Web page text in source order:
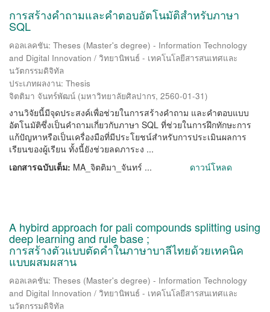
การสร้างคำถามและคำตอบอัตโนมัติสำหรับภาษา
SQL
คอลเลคชัน: Theses (Master's degree) - Information Technology
and Digital Innovation / วิทยานิพนธ์ - เทคโนโลยีสารสนเทศและ
นวัตกรรมดิจิทัล
ประเภทผลงาน: Thesis
จิตติมา จันทร์พัฒน์ (มหาวิทยาลัยศิลปากร, 2560-01-31)
งานวิจัยนี้มีจุดประสงค์เพื่อช่วยในการสร้างคำถาม และคำตอบแบบ
อัตโนมัติซึ่งเป็นคำถามเกี่ยวกับภาษา SQL ที่ช่วยในการฝึกทักษะการ
แก้ปัญหาหรือเป็นเครื่องมือที่มีประโยชน์สำหรับการประเมินผลการ
เรียนของผู้เรียน ทั้งนี้ยังช่วยลดภาระง ...
เอกสารฉบับเต็ม: MA_จิตติมา_จันทร์ ... ดาวน์โหลด
A hybird approach for pali compounds splitting using
deep learning and rule base ;
การสร้างตัวแบบตัดคำในภาษาบาลีไทยด้วยเทคนิค
แบบผสมผสาน
คอลเลคชัน: Theses (Master's degree) - Information Technology
and Digital Innovation / วิทยานิพนธ์ - เทคโนโลยีสารสนเทศและ
นวัตกรรมดิจิทัล